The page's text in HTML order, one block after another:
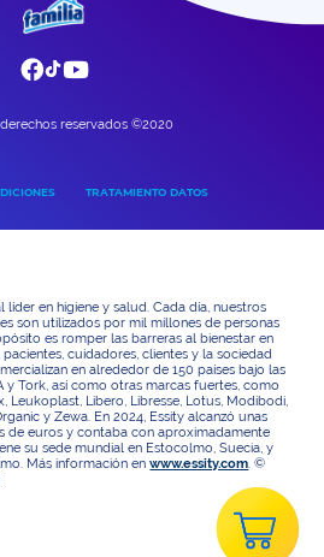
reservados ©2020
TRATAMIENTO DATOS
líder en higiene y salud. Cada día, nuestros
son utilizados por mil millones de personas
es romper las barreras al bienestar en
cuidadores, clientes y la sociedad
en alrededor de 150 países bajo las
y Tork, así como otras marcas fuertes, como
Leukoplast, Libero, Libresse, Lotus, Modibodi,
y Zewa. En 2024, Essity alcanzó unas
de euros y contaba con aproximadamente
su sede mundial en Estocolmo, Suecia, y
Más información enwww.essity.com. ©